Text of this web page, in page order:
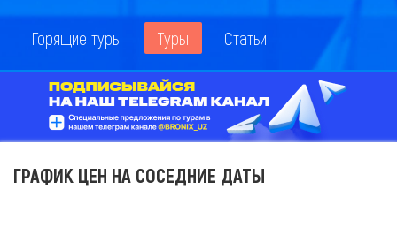
Горящие туры Туры Статьи
ГРАФИК ЦЕН НА СОСЕДНИЕ ДАТЫ